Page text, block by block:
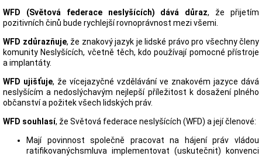
WFD (Světová federace neslyšících) dává důraz, že přijetím
pozitivních činů bude rychlejší rovnoprávnost mezi všemi.
WFD zdůrazňuje, že znakový jazyk je lidské právo pro všechny členy
komunity Neslyšících, včetně těch, kdo používají pomocné přístroje
a implantáty.
WFD ujišťuje, že vícejazyčné vzdělávání ve znakovém jazyce dává
neslyšícím a nedoslýchavým nejlepší příležitost k dosažení plného
občanství a požitek všech lidských práv.
WFD souhlasí, že Světová federace neslyšících (WFD) a její členové:
Mají povinnost společně pracovat na hájení práv vládou
ratifikovanýchsmluva implementovat (uskutečnit) konvenci